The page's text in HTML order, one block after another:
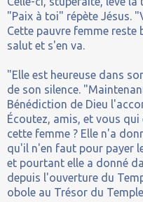
"Paix à toi" répète Jésus.
Cette pauvre femme reste
salut et s'en va.
"Elle est heureuse dans
de son silence.
Bénédiction de Dieu
Écoutez, amis, et vous
cette femme ? Elle n'a
qu'il n'en faut pour payer
et pourtant elle a donné
depuis l'ouverture du
obole au Trésor du